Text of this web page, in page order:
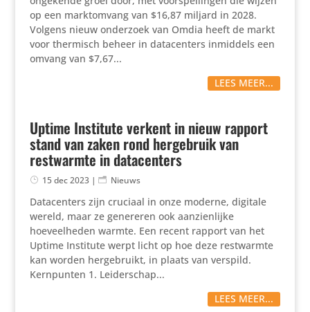
op een marktomvang van $16,87 miljard in 2028.
Volgens nieuw onderzoek van Omdia heeft de markt
voor thermisch beheer in datacenters inmiddels een
omvang van $7,67...
LEES MEER...
Uptime Institute verkent in nieuw rapport
stand van zaken rond hergebruik van
restwarmte in datacenters
15 dec 2023| Nieuws
Datacenters zijn cruciaal in onze moderne, digitale
wereld, maar ze genereren ook aanzienlijke
hoeveelheden warmte. Een recent rapport van het
Uptime Institute werpt licht op hoe deze restwarmte
kan worden hergebruikt, in plaats van verspild.
Kernpunten 1. Leiderschap...
LEES MEER...